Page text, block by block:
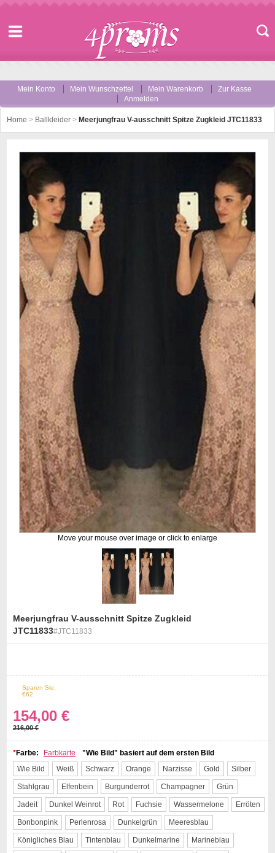
Mein Konto Mein Wunschzettel Mein Warenkorb
Zur Kasse
Anmelden
Home > Ballkleider > Meerjungfrau V-ausschnitt Spitze Zugkleid JTC11833
Meerjungfrau V-ausschnitt Spitze Zugkleid
JTC11833#JTC11833
154,00 €
216,00 €
Sparen Sie:
€62
*Farbe: Farbkarte
"Wie Bild" basiert auf dem ersten Bild
Wie Bild
Weiß Schwarz Orange Narzisse Gold Silber
Stahlgrau Elfenbein Burgunderrot Champagner Grün
Jadeit Dunkel Weinrot Rot Fuchsie Wassermelone Erröten
Bonbonpink Perlenrosa Dunkelgrün Meeresblau
Königliches Blau Tintenblau Dunkelmarine Marineblau
Move your mouse over image or click to enlarge